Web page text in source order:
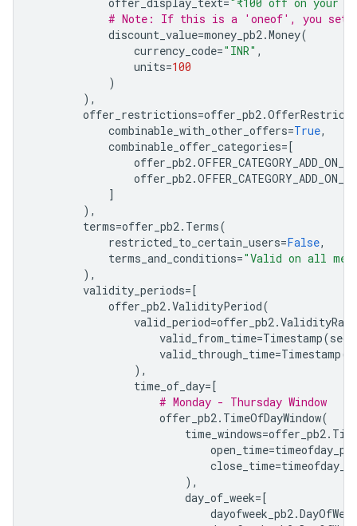
# Note: If this is a 'oneof', you set
discount_value=money_pb2.Money(
currency_code="INR" ,
units=100
)
),
offer_restrictions=offer_pb2.
combinable_with_other_offers=True,
combinable_offer_categories=[
offer_pb2.
offer_pb2.
]
),
terms=offer_pb2. Terms(
restricted_to_certain_users=False,
terms_and_conditions="Valid on all
),
validity_periods=[
offer_pb2.ValidityPeriod(
valid_period=offer_pb2.
valid_from_time=Timestamp(
valid_through_time=Timestamp(
),
time_of_day=[
# Monday - Thursday Window
offer_pb2. TimeOfDayWindow(
time_windows=offer_pb2.
open_time=
close_time=
),
day_of_week=[
dayofweek_pb2.DayOfWeek